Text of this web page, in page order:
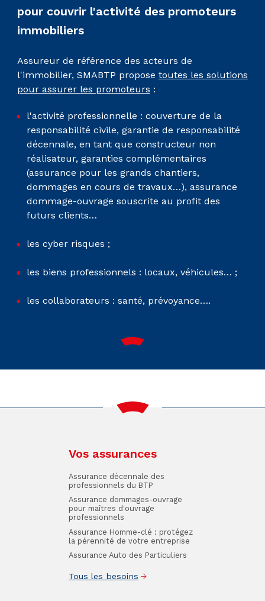
pour couvrir l'activité des promoteurs
immobiliers
Assureur de référence des acteurs de
l'immobilier, SMABTP propose toutes les solutions
pour assurer les promoteurs :
l'activité professionnelle : couverture de la
responsabilité civile, garantie de responsabilité
décennale, en tant que constructeur non
réalisateur, garanties complémentaires
(assurance pour les grands chantiers,
dommages en cours de travaux…), assurance
dommage-ouvrage souscrite au profit des
futurs clients…
les cyber risques ;
les biens professionnels : locaux, véhicules… ;
les collaborateurs : santé, prévoyance….
Vos assurances
Assurance décennale des
professionnels du BTP
Assurance dommages-ouvrage
pour maîtres d'ouvrage
professionnels
Assurance Homme-clé : protégez
la pérennité de votre entreprise
Assurance Auto des Particuliers
Tous les besoins